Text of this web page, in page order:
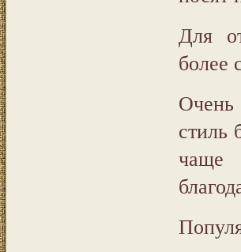
Для
более
стиль
чаще